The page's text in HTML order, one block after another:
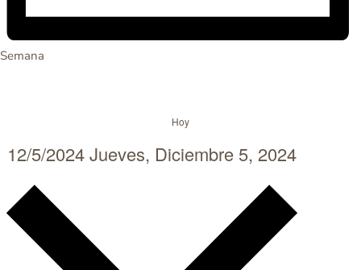
Semana
Hoy
12/5/2024Jueves, Diciembre 5, 2024